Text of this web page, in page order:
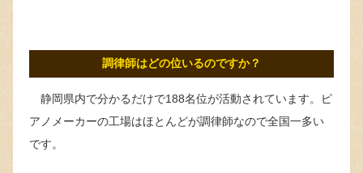
調律師はどの位いるのですか？
静岡県内で分かるだけで188名位が活動されています。ピ
アノメーカーの工場はほとんどが調律師なので全国一多い
です。